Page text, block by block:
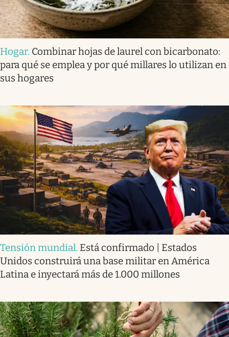
Hogar. Combinar hojas de laurel con bicarbonato:
para qué se emplea y por qué millares lo utilizan en
sus hogares
Tensión mundial. Está confirmado | Estados
Unidos construirá una base militar en América
Latina e inyectará más de 1.000 millones